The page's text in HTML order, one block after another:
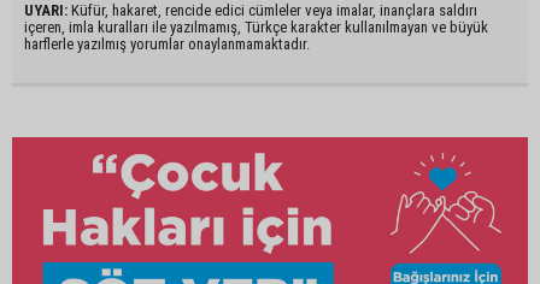
UYARI: Küfür, hakaret, rencide edici cümleler veya imalar, inançlara saldırı
içeren, imla kuralları ile yazılmamış, Türkçe karakter kullanılmayan ve büyük
harflerle yazılmış yorumlar onaylanmamaktadır.